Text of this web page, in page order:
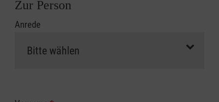
Zur Person
Anrede